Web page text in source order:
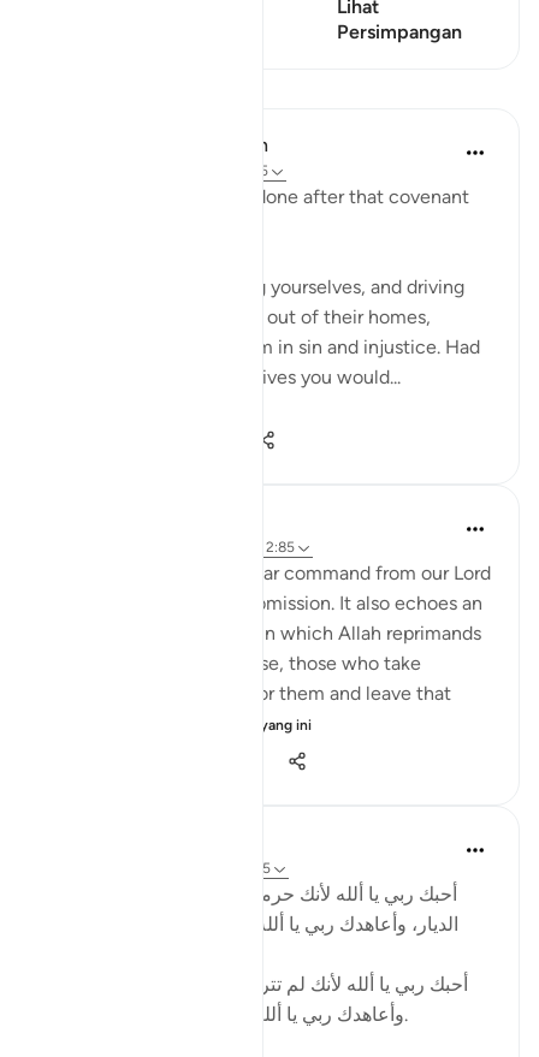
Lihat
Persimpangan
In the Shade of the Quran
ayat 2:85
What have the Israelites done after that covenant
"Yet there you are, slaying yourselves, and driving
some of your own people out of their homes,
collaborating against them in sin and injustice. Had
they come to you as captives you would...
ayat 2:208, 2:85
This verse (2:208) is a clear command from our Lord
to strive for complete submission. It also echoes an
earlier verse in this surah in which Allah reprimands
those who pick and choose, those who take
whatever is convenient for them and leave that
Lihat lebih dari yang ini
ayat 2:84-85
أحبك ربي يا ألله لأنك حرمت سفك الدماء والإخراج من
الديار، وأعاهدك ربي يا ألله أن أسعى جهدي لحقن دماء
أحبك ربي يا ألله لأنك لم تتركني حائراً في معرفة خلقك،
وأعاهدك ربي يا ألله أن أعامل خلقك وفق هديك.